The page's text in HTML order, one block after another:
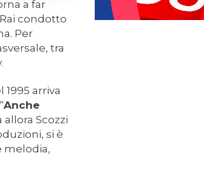
a far
condotto
Per
tra
arriva
Anche
Scozzi
si è
melodia,